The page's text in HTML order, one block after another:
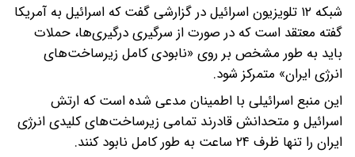
شبکه ۱۲ تلویزیون اسرائیل در گزارشی گفت که اسرائیل به آمریکا
گفته معتقد است که در صورت از سرگیری درگیری‌ها، حملات
باید به طور مشخص بر روی «نابودی کامل زیرساخت‌های
انرژی ایران» متمرکز شود.
این منبع اسرائیلی با اطمینان مدعی شده است که ارتش
اسرائیل و متحدانش قادرند تمامی زیرساخت‌های کلیدی انرژی
ایران را تنها ظرف ۲۴ ساعت به طور کامل نابود کنند.